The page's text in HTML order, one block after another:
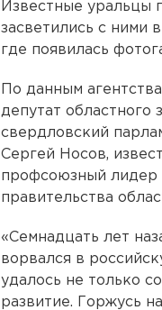
Известные уральцы
засветились с ними
где появилась
По данным
депутат областного
свердловский
Сергей Носов,
профсоюзный лидер
правительства
«Семнадцать лет
ворвался в
удалось не только
развитие. Горжусь